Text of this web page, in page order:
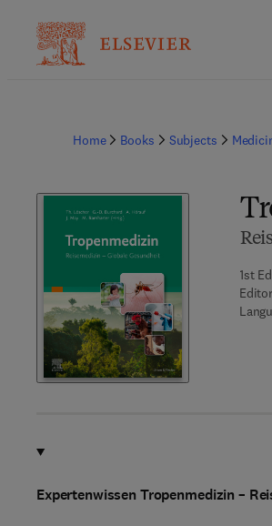
Home Books Subjects
1st
Expertenwissen Tropenmedizin –